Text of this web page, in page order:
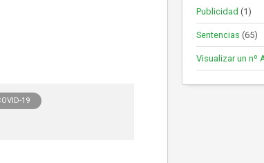
19
Publicidad (1)
Sentencias (65)
Visualizar un nº